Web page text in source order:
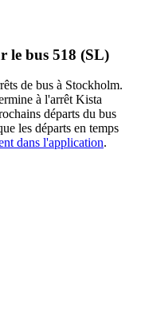
le bus 518 (SL)
de bus à Stockholm.
à l'arrêt Kista
départs du bus
les départs en temps
dans l'application.